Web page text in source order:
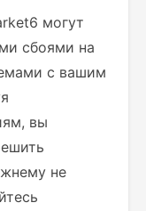
могут
сбоями на
с вашим
вы
не